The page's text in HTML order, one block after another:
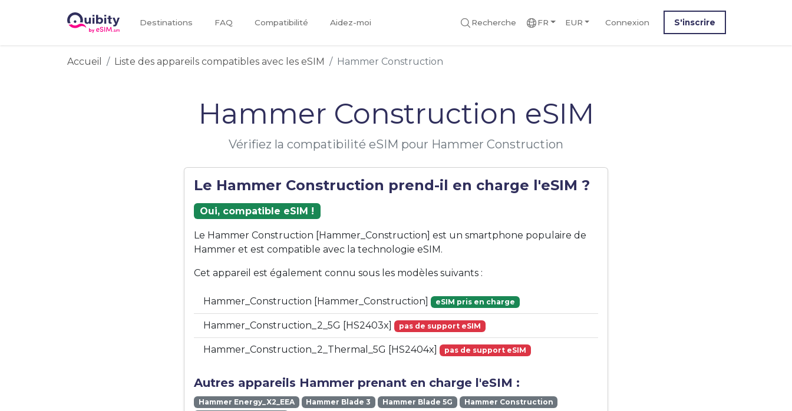
Destinations FAQ Compatibilité Aidez-moi Recherche FR EUR Connexion S'inscrire
Accueil Liste des appareils compatibles avec les eSIM Hammer Construction
Hammer Construction eSIM
Vérifiez la compatibilité eSIM pour Hammer Construction
Le Hammer Construction prend-il en charge l'eSIM ?
Oui, compatible eSIM !
Le Hammer Construction [Hammer_Construction] est un smartphone populaire de
Hammer et est compatible avec la technologie eSIM.
Cet appareil est également connu sous les modèles suivants :
Hammer_Construction [Hammer_Construction] eSIM pris en charge
Hammer_Construction_2_5G [HS2403x] pas de support eSIM
Hammer_Construction_2_Thermal_5G [HS2404x] pas de support eSIM
Autres appareils Hammer prenant en charge l'eSIM :
Hammer Energy_X2_EEA Hammer Blade 3 Hammer Blade 5G
Hammer Construction